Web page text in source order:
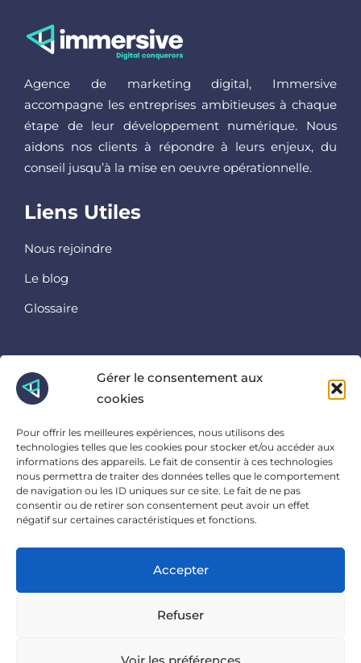
Gérer le consentement aux
cookies
Pour offrir les meilleures expériences, nous utilisons des
technologies telles que les cookies pour stocker et/ou accéder aux
informations des appareils. Le fait de consentir à ces technologies
nous permettra de traiter des données telles que le comportement
de navigation ou les ID uniques sur ce site. Le fait de ne pas
consentir ou de retirer son consentement peut avoir un effet
négatif sur certaines caractéristiques et fonctions.
Accepter
Refuser
Agence de marketing digital, Immersive
accompagne les entreprises ambitieuses à chaque
étape de leur développement numérique. Nous
aidons nos clients à répondre à leurs enjeux, du
conseil jusqu’à la mise en oeuvre opérationnelle.
Liens Utiles
Nous rejoindre
Le blog
Glossaire
Instagram
Facebook
Et là
23 Ter Rue Charles Sanglier, 45000 Orléans